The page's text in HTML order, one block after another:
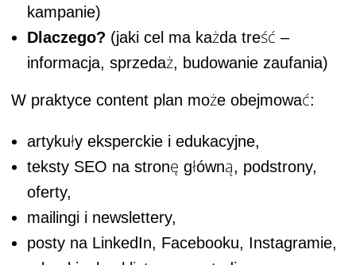
kampanie)
Dlaczego? (jaki cel ma każda treść –
informacja, sprzedaż, budowanie zaufania)
W praktyce content plan może obejmować:
artykuły eksperckie i edukacyjne,
teksty SEO na stronę główną, podstrony,
oferty,
mailingi i newslettery,
posty na LinkedIn, Facebooku, Instagramie,